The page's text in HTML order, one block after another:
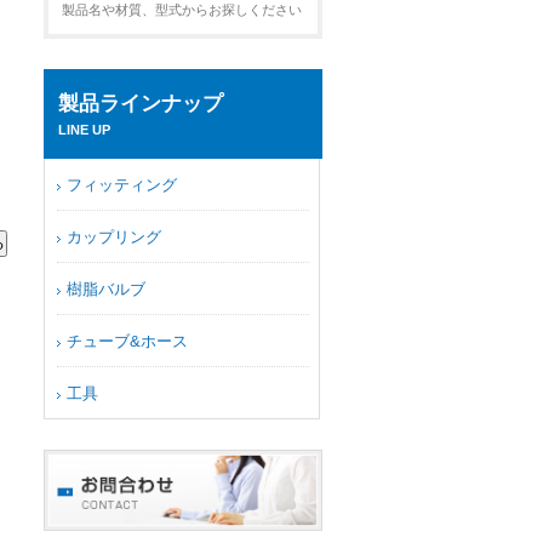
製品名や材質、型式からお探しください
製品ラインナップ
LINE UP
フィッティング
カップリング
樹脂バルブ
チューブ&ホース
工具